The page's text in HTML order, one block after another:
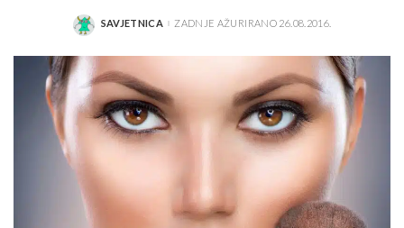
POSTED
SAVJETNICA ZADNJE AŽURIRANO 26.08.2016.